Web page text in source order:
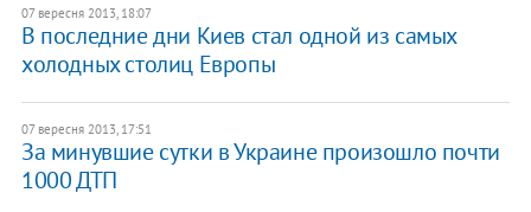
07 вересня 2013, 18:07
В последние дни Киев стал одной из самых
холодных столиц Европы
07 вересня 2013, 17:51
За минувшие сутки в Украине произошло почти
1000 ДТП